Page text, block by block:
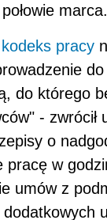
marca.
kodeks pracy
do którego
- zwrócił
o
w
umów z